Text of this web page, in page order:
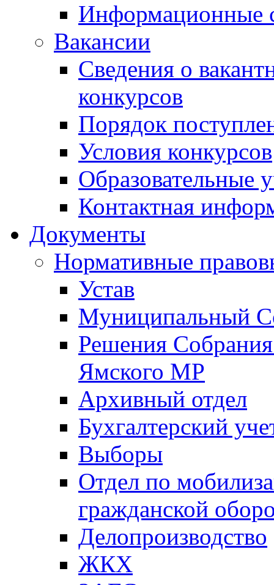
Информационные
Вакансии
Сведения о
конкурсов
Порядок
Условия конкурсов
Образовательные
Контактная
Документы
Нормативные
Устав
Муниципальный
Решения
Ямского МР
Архивный отдел
Бухгалтерский
Выборы
Отдел по
гражданской
Делопроизводство
ЖКХ